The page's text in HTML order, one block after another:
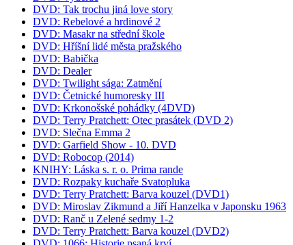
DVD: Tak trochu jiná love story
DVD: Rebelové a hrdinové 2
DVD: Masakr na střední škole
DVD: Hříšní lidé města pražského
DVD: Babička
DVD: Dealer
DVD: Twilight sága: Zatmění
DVD: Četnické humoresky III
DVD: Krkonošské pohádky (4DVD)
DVD: Terry Pratchett: Otec prasátek (DVD 2)
DVD: Slečna Emma 2
DVD: Garfield Show - 10. DVD
DVD: Robocop (2014)
KNIHY: Láska s. r. o. Prima rande
DVD: Rozpaky kuchaře Svatopluka
DVD: Terry Pratchett: Barva kouzel (DVD1)
DVD: Miroslav Zikmund a Jiří Hanzelka v Japonsku 1963
DVD: Ranč u Zelené sedmy 1-2
DVD: Terry Pratchett: Barva kouzel (DVD2)